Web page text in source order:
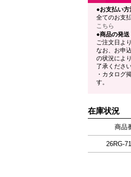
●お支払い方
全てのお支
こちら
●商品の発送
ご注文日よ
なお、お申
の状況によ
了承くださ
・カタログ
す。
在庫状況
商品
26RG-